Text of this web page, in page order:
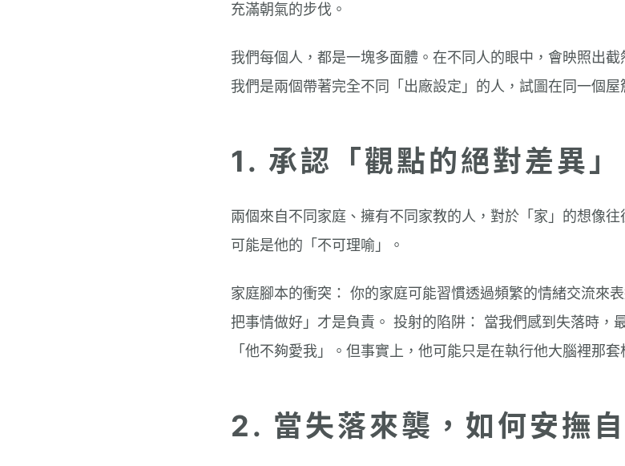
充滿朝氣的步伐。
我們每個人，都是一塊多面體。在不同人的眼中，會映照出
我們是兩個帶著完全不同「出廠設定」的人，試圖在同一個屋
1. 承認「觀點的絕對差異」
兩個來自不同家庭、擁有不同家教的人，對於「家」的想像往
可能是他的「不可理喻」。
家庭腳本的衝突： 你的家庭可能習慣透過頻繁的情緒交流來
把事情做好」才是負責。 投射的陷阱： 當我們感到失落時，
「他不夠愛我」。但事實上，他可能只是在執行他大腦裡那
2. 當失落來襲，如何安撫自